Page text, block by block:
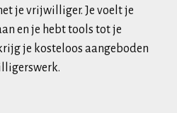
je vrijwilliger. Je voelt je
en je hebt tools tot je
je kosteloos aangeboden